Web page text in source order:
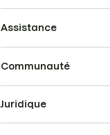
Assistance
Communauté
Juridique